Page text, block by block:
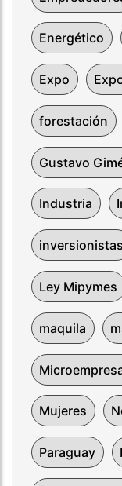
Energético
Expo
forestación
Gustavo
Industria
inversionistas
Ley Mipymes
maquila
Mujeres
Paraguay